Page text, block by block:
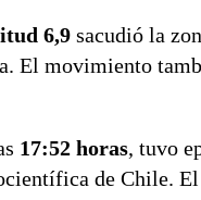
6,9 sacudió la
El movimiento
17:52 horas, tuvo
de Chile.